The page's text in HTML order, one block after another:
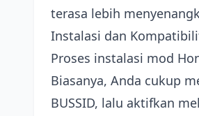
terasa lebih
Instalasi dan
Proses instalasi mod
Biasanya, Anda cukup
BUSSID, lalu aktifkan